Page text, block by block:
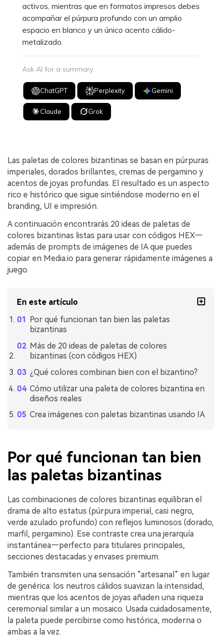
activos, mientras que en formatos impresos debes
acompañar el púrpura profundo con un amplio
espacio en blanco y un único acento cálido-
metalizado.
Ask AI for a summary
ChatGPT Perplexity Gemini
Claude Grok
Las paletas de colores bizantinas se basan en púrpuras
imperiales, dorados brillantes, cremas de pergamino y
acentos de joyas profundas. El resultado es un aspecto
rico e histórico que sigue sintiéndose moderno en el
branding, UI e impresión.
A continuación encontrarás 20 ideas de paletas de
colores bizantinas listas para usar con códigos HEX—
además de prompts de imágenes de IA que puedes
copiar en Media.io para generar rápidamente imágenes a
juego.
En este artículo
Por qué funcionan tan bien las paletas
bizantinas
Más de 20 ideas de paletas de colores
bizantinas (con códigos HEX)
¿Qué colores combinan bien con el bizantino?
Cómo utilizar una paleta de colores bizantina en
diseños reales
Crea imágenes con paletas bizantinas usando IA
Por qué funcionan tan bien
las paletas bizantinas
Las combinaciones de colores bizantinas equilibran el
drama de alto estatus (púrpura imperial, casi negro,
verde azulado profundo) con reflejos luminosos (dorado,
marfil, pergamino). Ese contraste crea una jerarquía
instantánea—perfecto para titulares principales,
secciones destacadas y envases premium.
También transmiten una sensación “artesanal” en lugar
de genérica: los neutros cálidos suavizan la intensidad,
mientras que los acentos de joyas añaden una riqueza
ceremonial similar a un mosaico. Usada cuidadosamente,
la paleta puede percibirse como histórica, moderna o
ambas a la vez.